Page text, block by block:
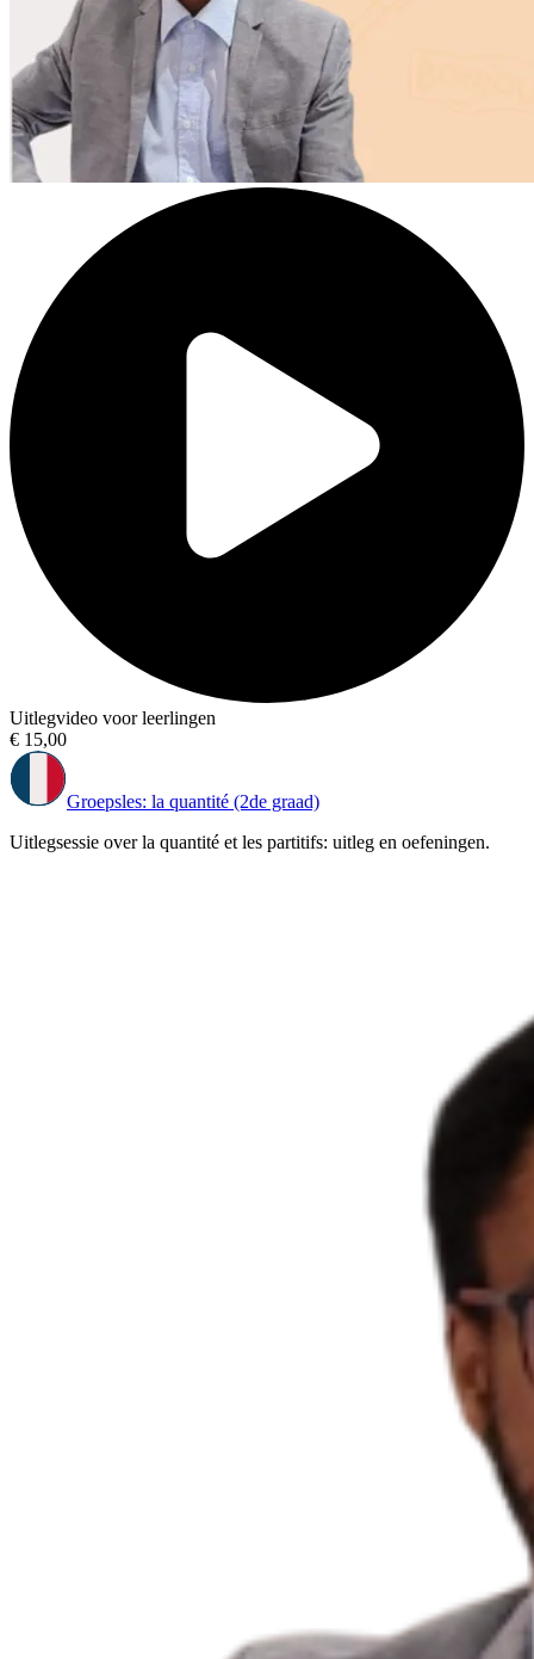
Uitlegvideo voor leerlingen
€ 15,00
Groepsles: la quantité (2de graad)
Uitlegsessie over la quantité et les partitifs: uitleg en oefeningen.